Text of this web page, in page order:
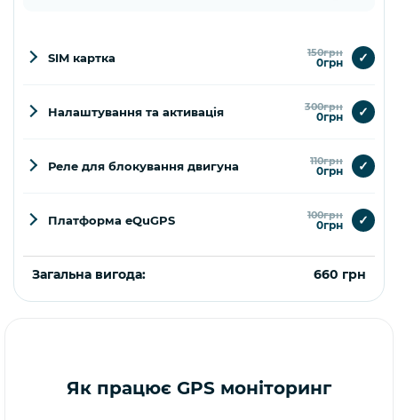
SIM картка 150грн
0грн ✓
Налаштування та активація 300грн
0грн ✓
Реле для блокування двигуна 110грн
0грн ✓
Платформа eQuGPS 100грн
0грн ✓
Загальна вигода: 660 грн
Як працює GPS моніторинг